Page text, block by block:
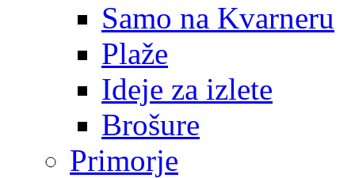
Samo na Kvarneru
Plaže
Ideje za izlete
Brošure
Primorje